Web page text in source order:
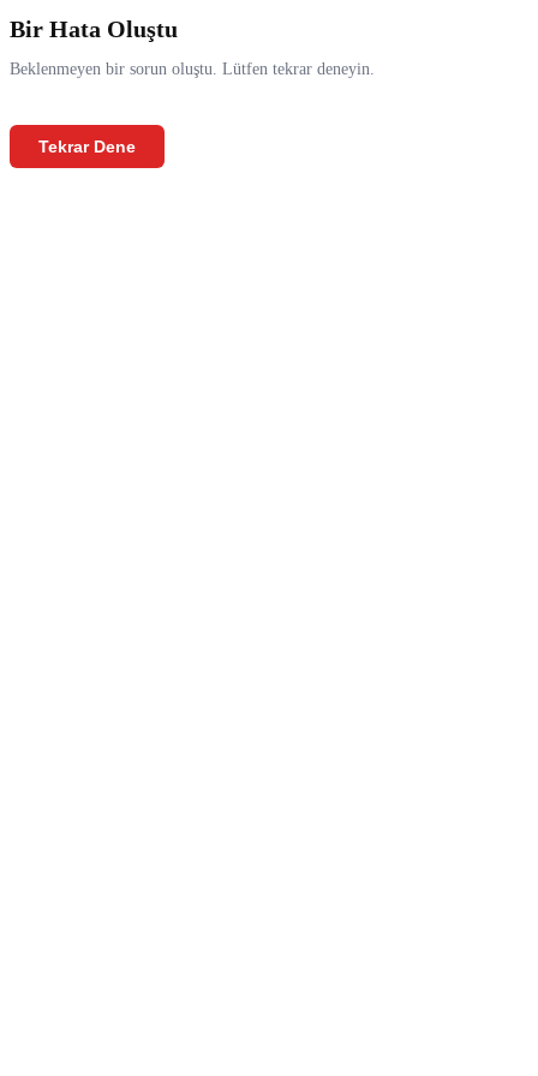
Bir Hata Oluştu
Beklenmeyen bir sorun oluştu. Lütfen tekrar deneyin.
Tekrar Dene